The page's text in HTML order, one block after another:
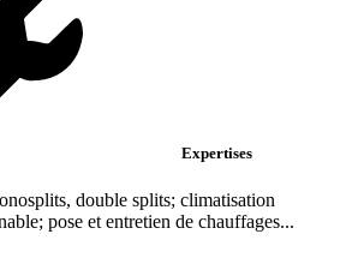
Expertises
double splits; climatisation
pose et entretien de chauffages...